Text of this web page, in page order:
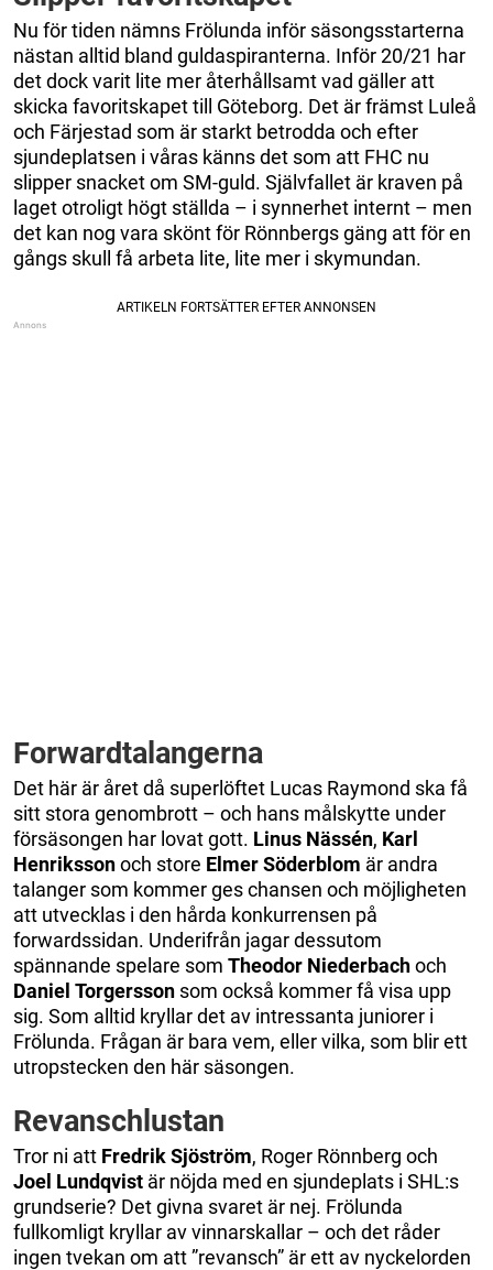
Nu för tiden nämns Frölunda inför säsongsstarterna
nästan alltid bland guldaspiranterna. Inför 20/21 har
det dock varit lite mer återhållsamt vad gäller att
skicka favoritskapet till Göteborg. Det är främst Luleå
och Färjestad som är starkt betrodda och efter
sjundeplatsen i våras känns det som att FHC nu
slipper snacket om SM-guld. Självfallet är kraven på
laget otroligt högt ställda – i synnerhet internt – men
det kan nog vara skönt för Rönnbergs gäng att för en
gångs skull få arbeta lite, lite mer i skymundan.
Forwardtalangerna
Det här är året då superlöftet Lucas Raymond ska få
sitt stora genombrott – och hans målskytte under
försäsongen har lovat gott. Linus Nässén, Karl
Henrikssonoch store ElmerSöderblom är andra
talanger som kommer ges chansen och möjligheten
att utvecklas i den hårda konkurrensen på
forwardssidan. Underifrån jagar dessutom
spännande spelare som Theodor Niederbachoch
Daniel Torgersson som också kommer få visa upp
sig. Som alltid kryllar det av intressanta juniorer i
Frölunda. Frågan är bara vem, eller vilka, som blir ett
utropstecken den här säsongen.
Revanschlustan
Tror ni att FredrikSjöström, Roger Rönnberg och
Joel Lundqvist är nöjda med en sjundeplats i SHL:s
grundserie? Det givna svaret är nej. Frölunda
fullkomligt kryllar av vinnarskallar – och det råder
ingen tvekan om att ”revansch” är ett av nyckelorden